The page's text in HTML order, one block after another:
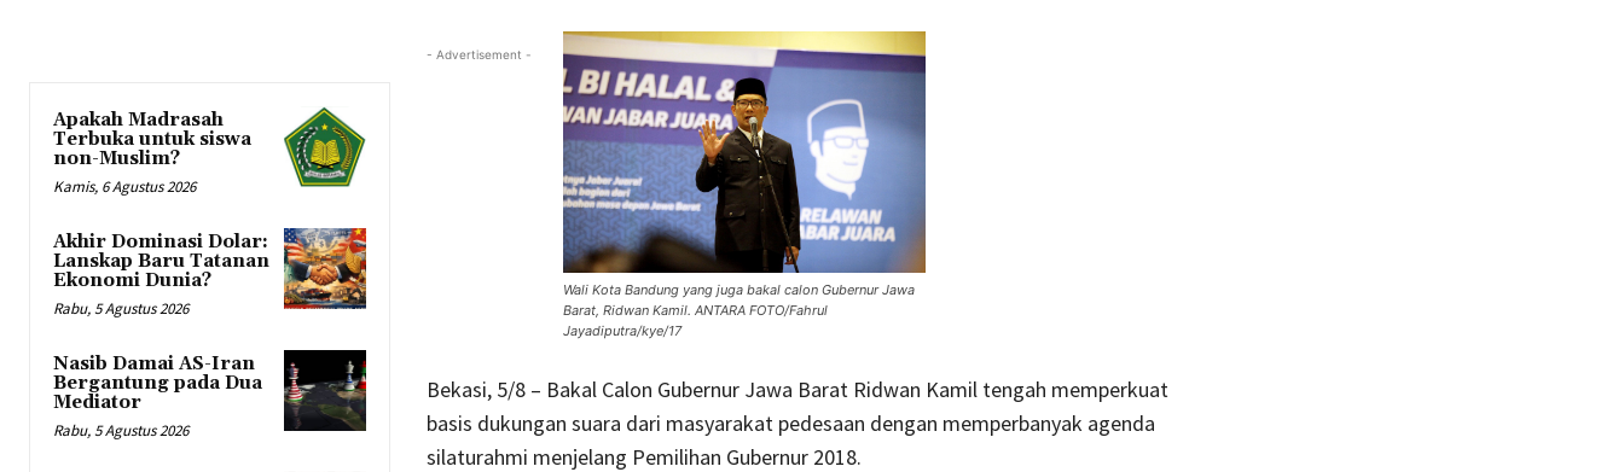
Apakah Madrasah
Terbuka untuk siswa
non-Muslim?
Kamis, 6 Agustus 2026
Akhir Dominasi Dolar:
Lanskap Baru Tatanan
Ekonomi Dunia?
Rabu, 5 Agustus 2026
Nasib Damai AS-Iran
Bergantung pada Dua
Mediator
Rabu, 5 Agustus 2026
- Advertisement -
Wali Kota Bandung yang juga bakal calon Gubernur Jawa
Barat, Ridwan Kamil. ANTARA FOTO/Fahrul
Jayadiputra/kye/17
Bekasi, 5/8 – Bakal Calon Gubernur Jawa Barat Ridwan Kamil tengah memperkuat
basis dukungan suara dari masyarakat pedesaan dengan memperbanyak agenda
silaturahmi menjelang Pemilihan Gubernur 2018.